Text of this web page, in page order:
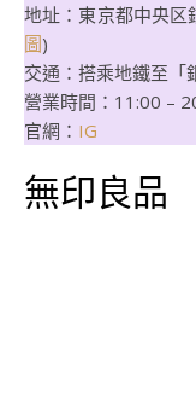
地址：東京都中央
圖)
交通：搭乘地鐵至「
營業時間：11:00 –
官網： IG
無印良品